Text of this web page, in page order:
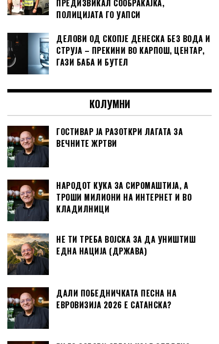
ПРЕДИЗВИКАЛ СООБРАЌАЈКА,
ПОЛИЦИЈАТА ГО УАПСИ
ДЕЛОВИ ОД СКОПЈЕ ДЕНЕСКА БЕЗ ВОДА И
СТРУЈА – ПРЕКИНИ ВО КАРПОШ, ЦЕНТАР,
ГАЗИ БАБА И БУТЕЛ
КОЛУМНИ
ГОСТИВАР ЈА РАЗОТКРИ ЛАГАТА ЗА
ВЕЧНИТЕ ЖРТВИ
НАРОДОТ КУКА ЗА СИРОМАШТИЈА, А
ТРОШИ МИЛИОНИ НА ИНТЕРНЕТ И ВО
КЛАДИЛНИЦИ
НЕ ТИ ТРЕБА ВОЈСКА ЗА ДА УНИШТИШ
ЕДНА НАЦИЈА (ДРЖАВА)
ДАЛИ ПОБЕДНИЧКАТА ПЕСНА НА
ЕВРОВИЗИЈА 2026 Е САТАНСКА?